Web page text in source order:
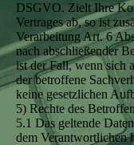
DSGVO. Zielt Ihre
Vertrages ab, so ist
Verarbeitung Art. 6
nach abschließender
ist der Fall, wenn sich
der betroffene
keine gesetzlichen
5) Rechte des
5.1 Das geltende
dem Verantwortlichen